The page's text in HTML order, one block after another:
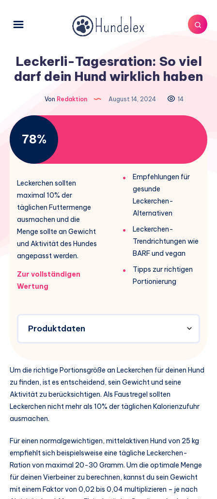
Leckerli-Tagesration: So viel
darf dein Hund wirklich haben
Von Redaktion August 14, 2024 14
78%
Leckerchen sollten
maximal 10% der
täglichen Futtermenge
ausmachen und die
Menge sollte an Gewicht
und Aktivität des Hundes
angepasst werden.
Zur vollständigen
Wertung
Empfehlungen für
gesunde
Leckerchen-
Alternativen
Leckerchen-
Trendrichtungen wie
BARF und vegan
Tipps zur richtigen
Portionierung
Produktdaten
Um die richtige Portionsgröße an Leckerchen für deinen Hund
zu finden, ist es entscheidend, sein Gewicht und seine
Aktivität zu berücksichtigen. Als Faustregel sollten
Leckerchen nicht mehr als 10% der täglichen Kalorienzufuhr
ausmachen.
Für einen normalgewichtigen, mittelaktiven Hund von 25 kg
empfiehlt sich beispielsweise eine tägliche Leckerchen-
Ration von maximal 20-30 Gramm. Um die optimale Menge
für deinen Vierbeiner zu berechnen, kannst du sein Gewicht
mit einem Faktor von 0,02 bis 0,04 multiplizieren – je nach